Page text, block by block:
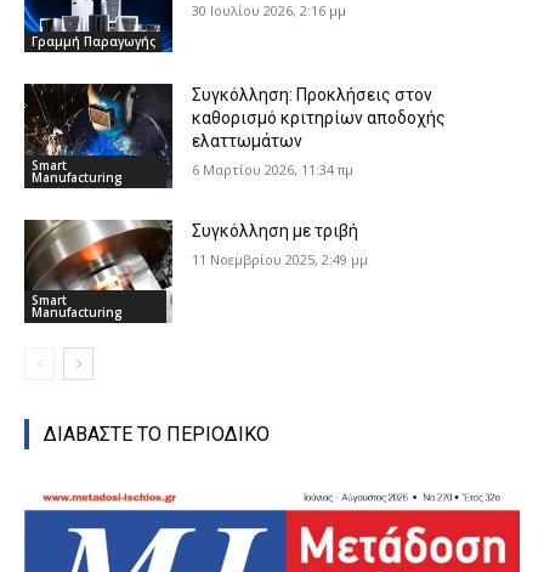
Γραμμή Παραγωγής
30 Ιουλίου 2026, 2:16 μμ
Smart
Manufacturing
Συγκόλληση: Προκλήσεις στον
καθορισμό κριτηρίων αποδοχής
ελαττωμάτων
6 Μαρτίου 2026, 11:34 πμ
Smart
Manufacturing
Συγκόλληση με τριβή
11 Νοεμβρίου 2025, 2:49 μμ
ΔΙΑΒΑΣΤΕ ΤΟ ΠΕΡΙΟΔΙΚΟ